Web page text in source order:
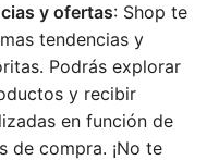
y ofertas: Shop te
tendencias y
Podrás explorar
y recibir
en función de
de compra. ¡No te